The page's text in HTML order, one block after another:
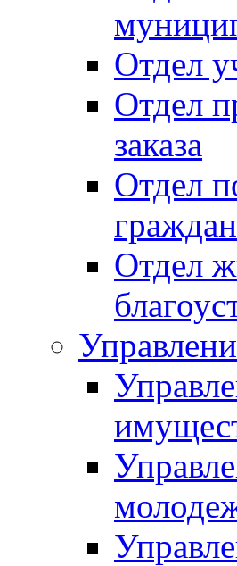
Отдел
Отдел
заказа
Отдел
Отдел